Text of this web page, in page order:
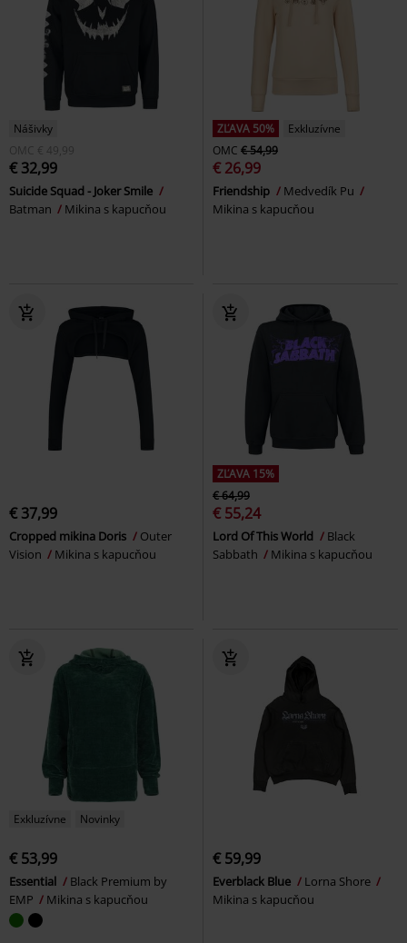
Nášivky
OMC € 49,99
€ 32,99
Suicide Squad - Joker Smile
Batman
Mikina s kapucňou
ZĽAVA 50%
Exkluzívne
OMC € 54,99
€ 26,99
Friendship
Medvedík Pu
Mikina s kapucňou
€ 37,99
Cropped mikina Doris
Outer
Vision
Mikina s kapucňou
ZĽAVA 15%
€ 64,99
€ 55,24
Lord Of This World
Black
Sabbath
Mikina s kapucňou
Exkluzívne Novinky
€ 53,99
Essential
Black Premium by
EMP
Mikina s kapucňou
€ 59,99
Everblack Blue
Lorna Shore
Mikina s kapucňou